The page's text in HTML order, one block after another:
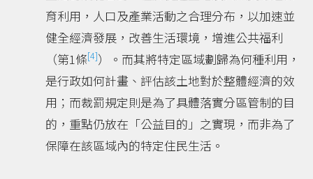
育利用，人口及產業活動之合理分布，以加速並
健全經濟發展，改善生活環境，增進公共福利
（第1條[4]）。而其將特定區域劃歸為何種利用，
是行政如何計畫、評估該土地對於整體經濟的效
用；而裁罰規定則是為了具體落實分區管制的目
的，重點仍放在「公益目的」之實現，而非為了
保障在該區域內的特定住民生活。